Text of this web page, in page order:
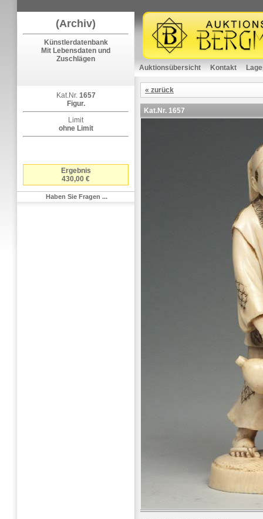
(Archiv)
Künstlerdatenbank
Mit Lebensdaten und
Zuschlägen
Kat.Nr. 1657
Figur.
Limit
ohne Limit
Ergebnis
430,00 €
Haben Sie Fragen ...
Auktionsübersicht Kontakt
« zurück
Kat.Nr. 1657